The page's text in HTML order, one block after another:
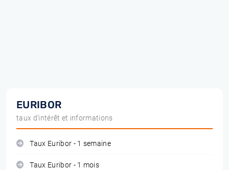
EURIBOR
taux d'intérêt et informations
Taux Euribor - 1 semaine
Taux Euribor - 1 mois